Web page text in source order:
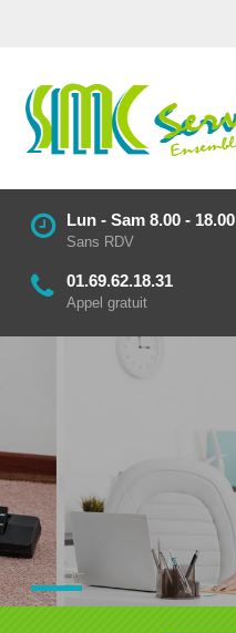
Lun - Sam 8.00 - 18.00
Sans RDV
01.69.62.18.31
Appel gratuit